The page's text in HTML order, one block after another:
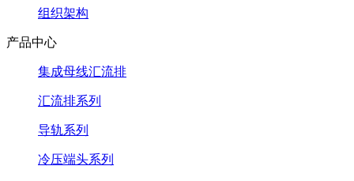
组织架构
产品中心
集成母线汇流排
汇流排系列
导轨系列
冷压端头系列